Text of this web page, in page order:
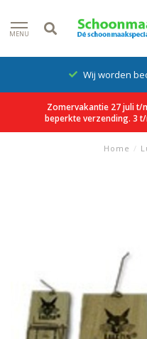
MENU
Wij worden
Zomervakantie 27 juli t/
beperkte verzending. 3
Home /